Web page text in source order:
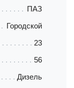
ПАЗ
Городской
23
56
Дизель